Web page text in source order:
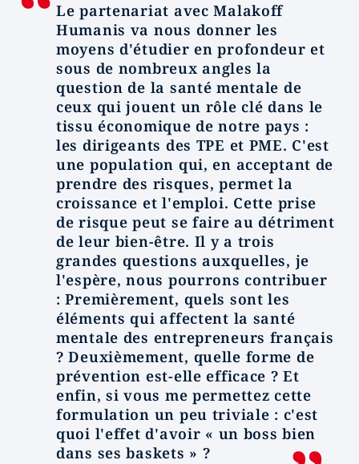
Le partenariat avec Malakoff
Humanis va nous donner les
moyens d'étudier en profondeur et
sous de nombreux angles la
question de la santé mentale de
ceux qui jouent un rôle clé dans le
tissu économique de notre pays :
les dirigeants des TPE et PME. C'est
une population qui, en acceptant de
prendre des risques, permet la
croissance et l'emploi. Cette prise
de risque peut se faire au détriment
de leur bien-être. Il y a trois
grandes questions auxquelles, je
l'espère, nous pourrons contribuer
: Premièrement, quels sont les
éléments qui affectent la santé
mentale des entrepreneurs français
? Deuxièmement, quelle forme de
prévention est-elle efficace ? Et
enfin, si vous me permettez cette
formulation un peu triviale : c'est
quoi l'effet d'avoir « un boss bien
dans ses baskets » ?